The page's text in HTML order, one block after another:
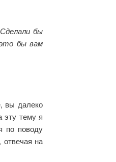
бы
бы вам
вы далеко
эту тему я
по поводу
на